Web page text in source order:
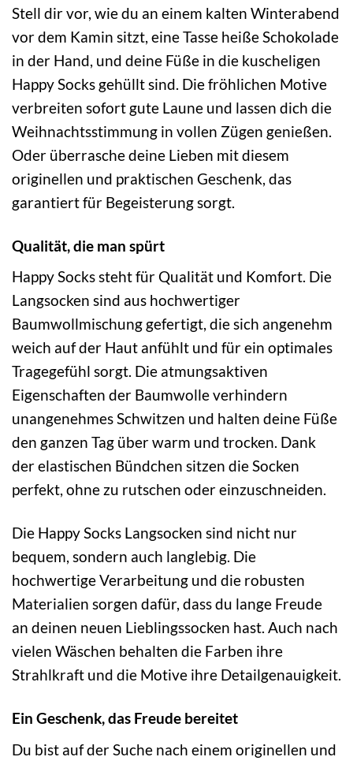
Stell dir vor, wie du an einem kalten Winterabend
vor dem Kamin sitzt, eine Tasse heiße Schokolade
in der Hand, und deine Füße in die kuscheligen
Happy Socks gehüllt sind. Die fröhlichen Motive
verbreiten sofort gute Laune und lassen dich die
Weihnachtsstimmung in vollen Zügen genießen.
Oder überrasche deine Lieben mit diesem
originellen und praktischen Geschenk, das
garantiert für Begeisterung sorgt.
Qualität, die man spürt
Happy Socks steht für Qualität und Komfort. Die
Langsocken sind aus hochwertiger
Baumwollmischung gefertigt, die sich angenehm
weich auf der Haut anfühlt und für ein optimales
Tragegefühl sorgt. Die atmungsaktiven
Eigenschaften der Baumwolle verhindern
unangenehmes Schwitzen und halten deine Füße
den ganzen Tag über warm und trocken. Dank
der elastischen Bündchen sitzen die Socken
perfekt, ohne zu rutschen oder einzuschneiden.
Die Happy Socks Langsocken sind nicht nur
bequem, sondern auch langlebig. Die
hochwertige Verarbeitung und die robusten
Materialien sorgen dafür, dass du lange Freude
an deinen neuen Lieblingssocken hast. Auch nach
vielen Wäschen behalten die Farben ihre
Strahlkraft und die Motive ihre Detailgenauigkeit.
Ein Geschenk, das Freude bereitet
Du bist auf der Suche nach einem originellen und